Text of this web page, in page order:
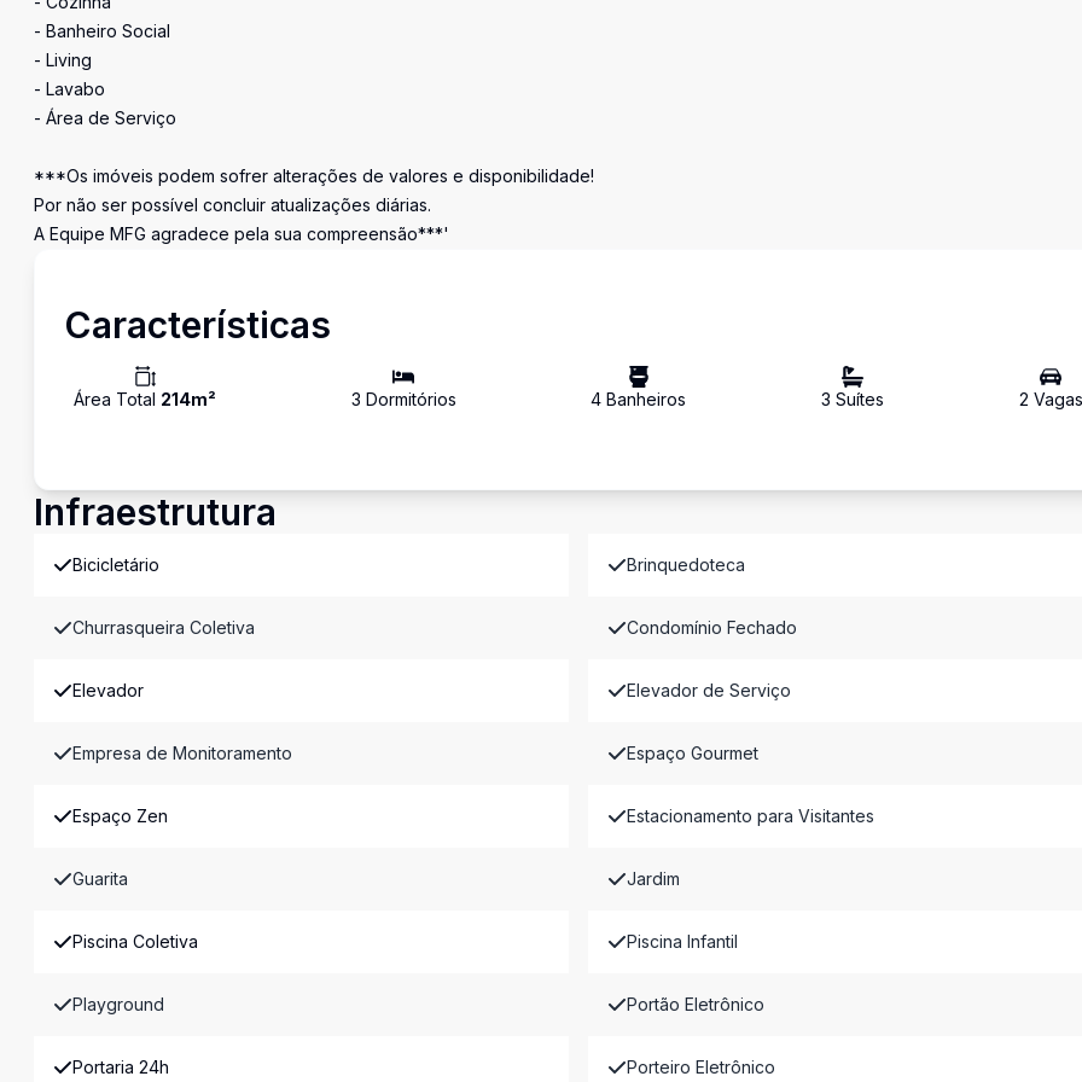
- Banheiro Social
- Living
- Lavabo
- Área de Serviço
***Os imóveis podem sofrer alterações de valores e disponibilidade!
Por não ser possível concluir atualizações diárias.
A Equipe MFG agradece pela sua compreensão***'
Características
Área Total 214m² 3 Dormitórios 4 Banheiros 3 Suítes 2 Vagas
Infraestrutura
Bicicletário Brinquedoteca
Churrasqueira Coletiva Condomínio Fechado
Elevador Elevador de Serviço
Empresa de Monitoramento Espaço Gourmet
Espaço Zen Estacionamento para Visitantes
Guarita Jardim
Piscina Coletiva Piscina Infantil
Playground Portão Eletrônico
Portaria 24h Porteiro Eletrônico